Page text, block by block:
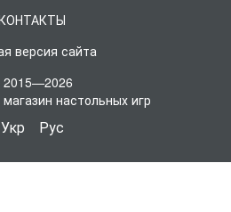
версия сайта
настольных игр
Укр Рус